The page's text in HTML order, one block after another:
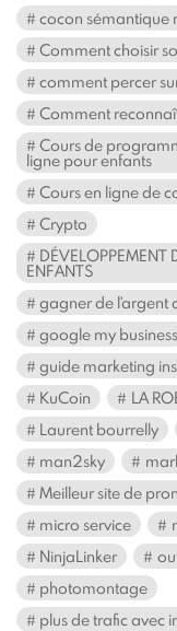
cocon sémantique
Comment choisir
comment percer
Comment
Cours de
ligne pour enfants
Cours en ligne de
Crypto
DÉVELOPPEMENT
ENFANTS
gagner de l'argent
google my business
guide marketing
KuCoin
LA
Laurent bourrelly
man2sky
Meilleur site de
micro service
NinjaLinker
photomontage
plus de trafic avec